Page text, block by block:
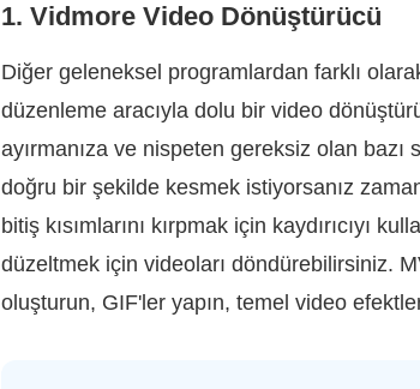
1. Vidmore Video Dönüştürücü
Diğer geleneksel programlardan farklı
düzenleme aracıyla dolu bir video
ayırmanıza ve nispeten gereksiz olan bazı
doğru bir şekilde kesmek istiyorsanız
bitiş kısımlarını kırpmak için kaydırıcıyı
düzeltmek için videoları döndürebilirsiniz.
oluşturun, GIF'ler yapın, temel video